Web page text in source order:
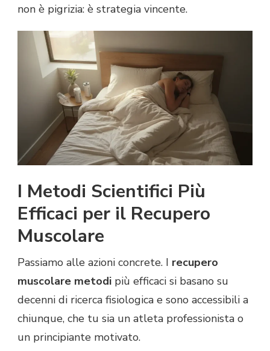
non è pigrizia: è strategia vincente.
I Metodi Scientifici Più
Efficaci per il Recupero
Muscolare
Passiamo alle azioni concrete. I recupero
muscolare metodi più efficaci si basano su
decenni di ricerca fisiologica e sono accessibili a
chiunque, che tu sia un atleta professionista o
un principiante motivato.